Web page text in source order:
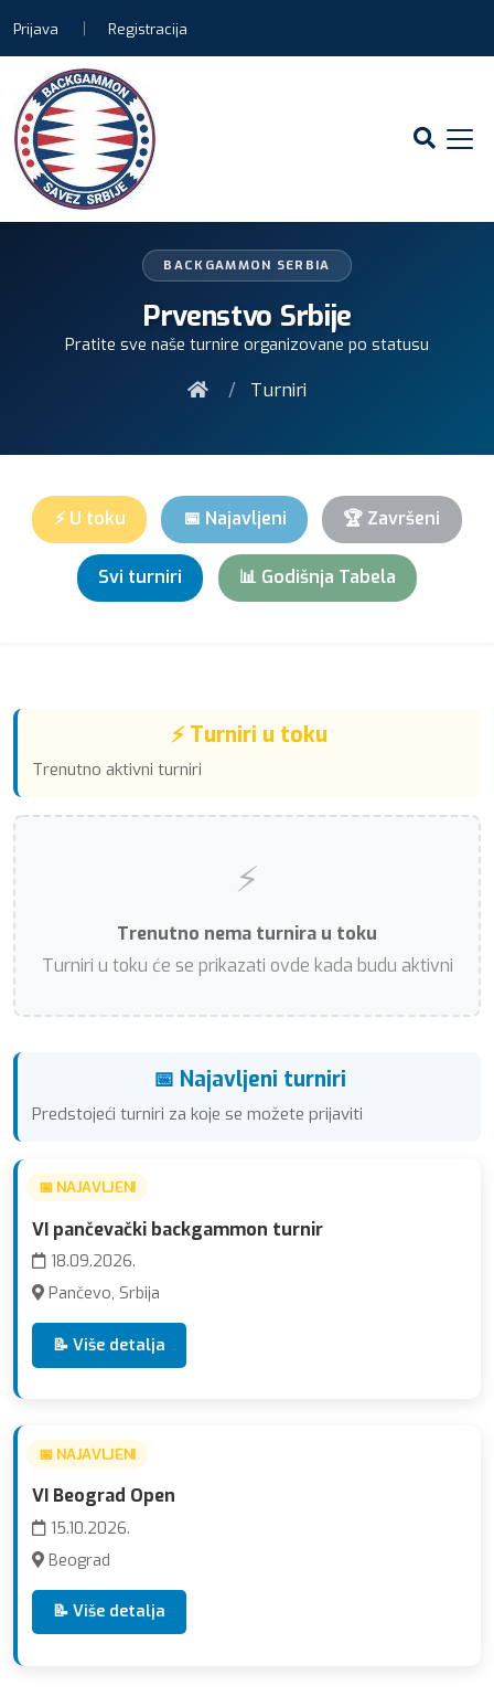
Prijava Registracija
BACKGAMMON SERBIA
Prvenstvo Srbije
Pratite sve naše turnire organizovane po statusu
/ Turniri
⚡ U toku 📅 Najavljeni 🏆 Završeni
Svi turniri 📊 Godišnja Tabela
⚡ Turniri u toku
Trenutno aktivni turniri
⚡
Trenutno nema turnira u toku
Turniri u toku će se prikazati ovde kada budu aktivni
📅 Najavljeni turniri
Predstojeći turniri za koje se možete prijaviti
📅 NAJAVLJENI
VI pančevački backgammon turnir
18.09.2026.
Pančevo, Srbija
📝 Više detalja
📅 NAJAVLJENI
VI Beograd Open
15.10.2026.
Beograd
📝 Više detalja